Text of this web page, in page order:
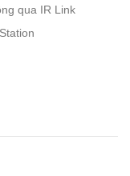
qua IR Link